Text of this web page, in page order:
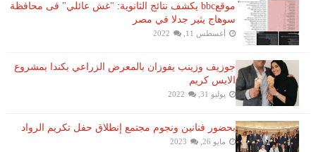
موقعbbc يكشف نتائج الثانوية: "غش عائلي" فى محافظة
سوهاج يثير جدلا في مصر
أغسطس 11, 2022
جوزيف وزينب يفوزان بالمعرض الزراعي بكندا بمشروع
الايس كريم
يوليو 31, 2022
بحضور فنانين ونجوم مجتمع إنطلاق حفل تكريم الرواد
مايو 26, 2023